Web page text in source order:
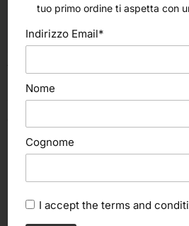
Nova Spa
Spray Vernice Zincante (Nova)
Nova
6,60
tuo primo ordine ti aspetta con
Indirizzo Email*
Nome
Cognome
I accept the terms and